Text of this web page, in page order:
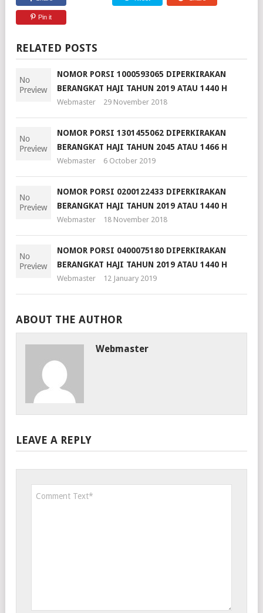
Pin it
RELATED POSTS
NOMOR PORSI 1000593065 DIPERKIRAKAN
BERANGKAT HAJI TAHUN 2019 ATAU 1440 H
Webmaster 29 November 2018
NOMOR PORSI 1301455062 DIPERKIRAKAN
BERANGKAT HAJI TAHUN 2045 ATAU 1466 H
Webmaster 6 October 2019
NOMOR PORSI 0200122433 DIPERKIRAKAN
BERANGKAT HAJI TAHUN 2019 ATAU 1440 H
Webmaster 18 November 2018
NOMOR PORSI 0400075180 DIPERKIRAKAN
BERANGKAT HAJI TAHUN 2019 ATAU 1440 H
Webmaster 12 January 2019
ABOUT THE AUTHOR
Webmaster
LEAVE A REPLY